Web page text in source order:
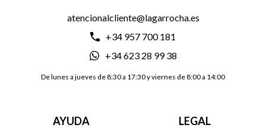
atencionalcliente@lagarrocha.es
+34 957 700 181
+34 623 28 99 38
De lunes a jueves de 8:30 a 17:30 y viernes de 8:00 a 14:00
AYUDA LEGAL